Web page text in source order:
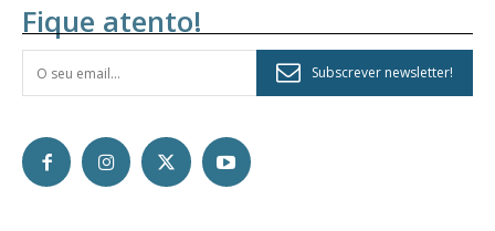
Fique atento!
Subscrever newsletter!